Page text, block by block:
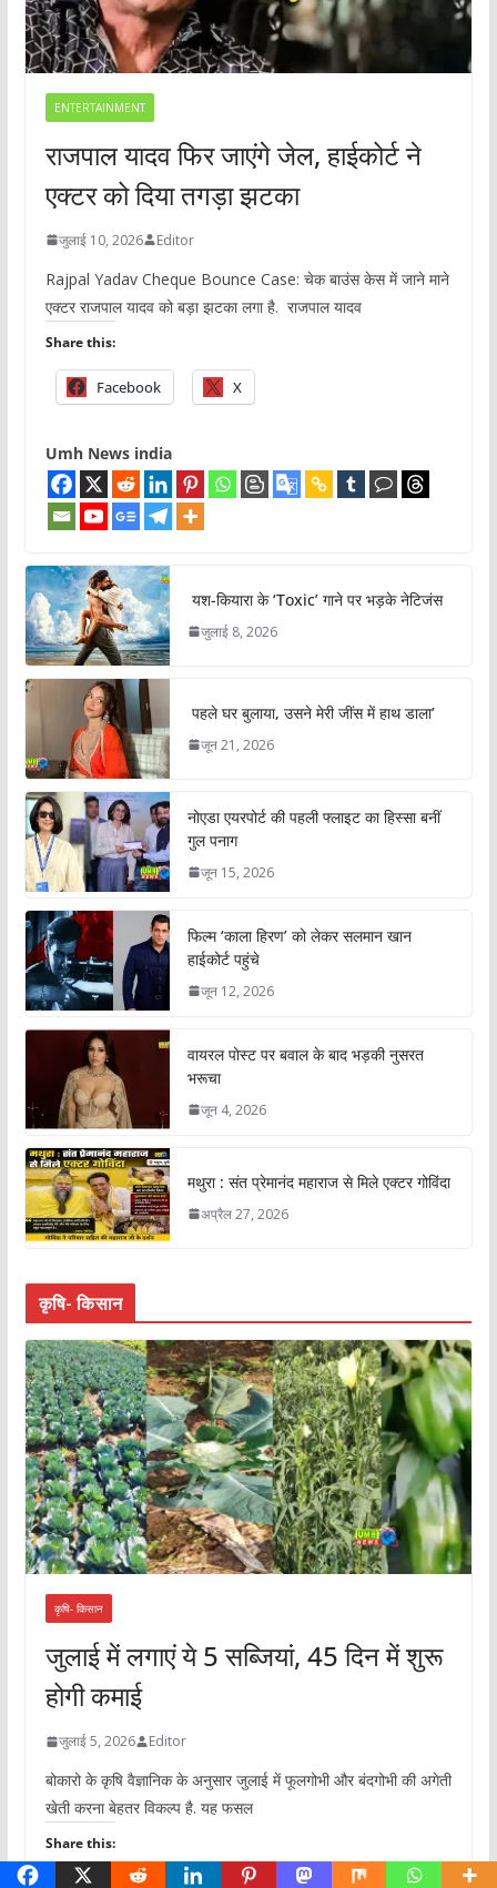
ENTERTAINMENT
राजपाल यादव फिर जाएंगे जेल, हाईकोर्ट ने
एक्टर को दिया तगड़ा झटका
जुलाई 10, 2026 Editor
Rajpal Yadav Cheque Bounce Case: चेक बाउंस केस में जाने माने
एक्टर राजपाल यादव को बड़ा झटका लगा है. राजपाल यादव
Share this:
Facebook X
Umh News india
यश-कियारा के ‘Toxic’ गाने पर भड़के नेटिजंस
जुलाई 8, 2026
पहले घर बुलाया, उसने मेरी जींस में हाथ डाला’
जून 21, 2026
नोएडा एयरपोर्ट की पहली फ्लाइट का हिस्सा बनीं
गुल पनाग
जून 15, 2026
फिल्म ‘काला हिरण’ को लेकर सलमान खान
हाईकोर्ट पहुंचे
जून 12, 2026
वायरल पोस्ट पर बवाल के बाद भड़की नुसरत
भरूचा
जून 4, 2026
मथुरा : संत प्रेमानंद महाराज से मिले एक्टर गोविंदा
अप्रैल 27, 2026
कृषि- किसान
कृषि- किसान
जुलाई में लगाएं ये 5 सब्जियां, 45 दिन में शुरू
होगी कमाई
जुलाई 5, 2026 Editor
बोकारो के कृषि वैज्ञानिक के अनुसार जुलाई में फूलगोभी और बंदगोभी की अगेती
खेती करना बेहतर विकल्प है. यह फसल
Share this: